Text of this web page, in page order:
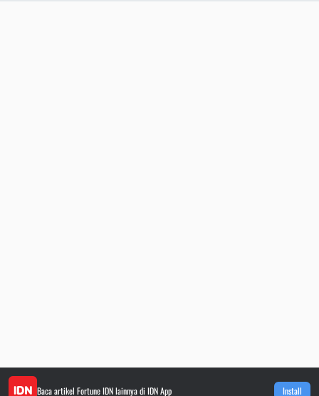
Baca artikel Fortune IDNlainnya di IDN App Install